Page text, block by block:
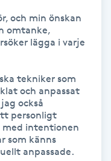
och min önskan
omtanke,
lägga i varje
tekniker som
och anpassat
också
personligt
med intentionen
som känns
anpassade.